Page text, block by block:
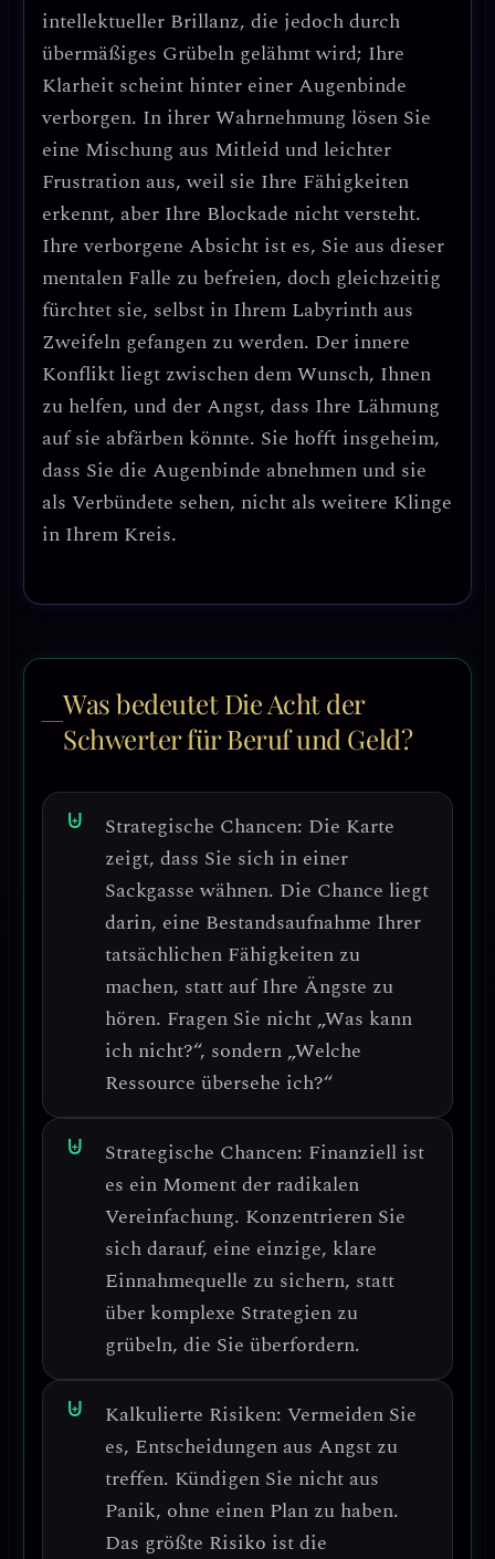
intellektueller Brillanz, die jedoch durch
übermäßiges Grübeln gelähmt wird; Ihre
Klarheit scheint hinter einer Augenbinde
verborgen. In ihrer Wahrnehmung lösen Sie
eine Mischung aus Mitleid und leichter
Frustration aus, weil sie Ihre Fähigkeiten
erkennt, aber Ihre Blockade nicht versteht.
Ihre verborgene Absicht ist es, Sie aus dieser
mentalen Falle zu befreien, doch gleichzeitig
fürchtet sie, selbst in Ihrem Labyrinth aus
Zweifeln gefangen zu werden. Der innere
Konflikt liegt zwischen dem Wunsch, Ihnen
zu helfen, und der Angst, dass Ihre Lähmung
auf sie abfärben könnte. Sie hofft insgeheim,
dass Sie die Augenbinde abnehmen und sie
als Verbündete sehen, nicht als weitere Klinge
in Ihrem Kreis.
Was bedeutet Die Acht der
Schwerter für Beruf und Geld?
Strategische Chancen: Die Karte
zeigt, dass Sie sich in einer
Sackgasse wähnen. Die Chance liegt
darin, eine Bestandsaufnahme Ihrer
tatsächlichen Fähigkeiten zu
machen, statt auf Ihre Ängste zu
hören. Fragen Sie nicht „Was kann
ich nicht?“, sondern „Welche
Ressource übersehe ich?“
Strategische Chancen: Finanziell ist
es ein Moment der radikalen
Vereinfachung. Konzentrieren Sie
sich darauf, eine einzige, klare
Einnahmequelle zu sichern, statt
über komplexe Strategien zu
grübeln, die Sie überfordern.
Kalkulierte Risiken: Vermeiden Sie
es, Entscheidungen aus Angst zu
treffen. Kündigen Sie nicht aus
Panik, ohne einen Plan zu haben.
Das größte Risiko ist die